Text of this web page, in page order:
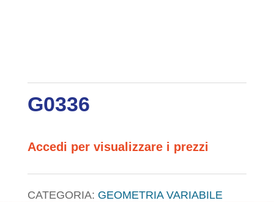
G0336
Accedi per visualizzare i prezzi
CATEGORIA: GEOMETRIA VARIABILE